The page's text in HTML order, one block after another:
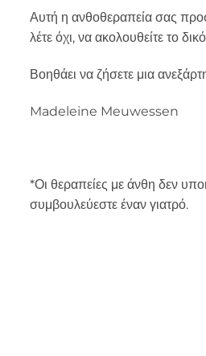
Αυτή η ανθοθεραπεία σας
λέτε όχι, να ακολουθείτε το
Βοηθάει να ζήσετε μια
Madeleine Meuwessen
*Οι θεραπείες με άνθη δεν
συμβουλεύεστε έναν γιατρό.